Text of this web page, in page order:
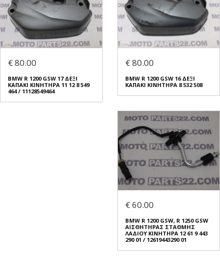
€ 80.00
BMW R 1200 GSW 17 ΔΕΞΙ
ΚΑΠΑΚΙ ΚΙΝΗΤΗΡΑ 11 12 8 549
464 / 11128549464
€ 80.00
BMW R 1200 GSW 16 ΔΕΞΙ
ΚΑΠΑΚΙ ΚΙΝΗΤΗΡΑ 8 532 508
€ 60.00
BMW R 1200 GSW, R 1250 GSW
ΑΙΣΘΗΤΗΡΑΣ ΣΤΑΘΜΗΣ
ΛΑΔΙΟΥ ΚΙΝΗΤΗΡΑ 12 61 9 443
290 01 / 12619443290 01